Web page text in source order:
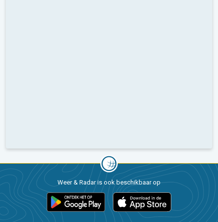
Weer & Radar is ook beschikbaar op